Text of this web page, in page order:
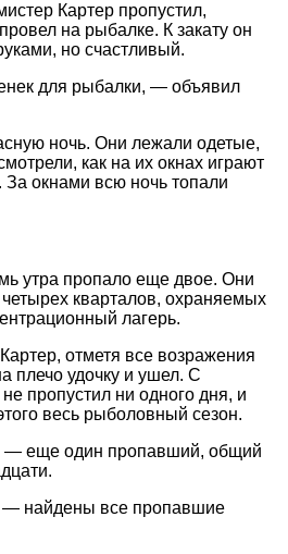
Картер пропустил,
на рыбалке. К закату он
но счастливый.
для рыбалки, — объявил
ночь. Они лежали одетые,
как на их окнах играют
За окнами всю ночь топали
утра пропало еще двое. Они
четырех кварталов, охраняемых
лагерь.
отметя все возражения
плечо удочку и ушел. С
пропустил ни одного дня, и
весь рыболовный сезон.
— еще один пропавший, общий
— найдены все пропавшие